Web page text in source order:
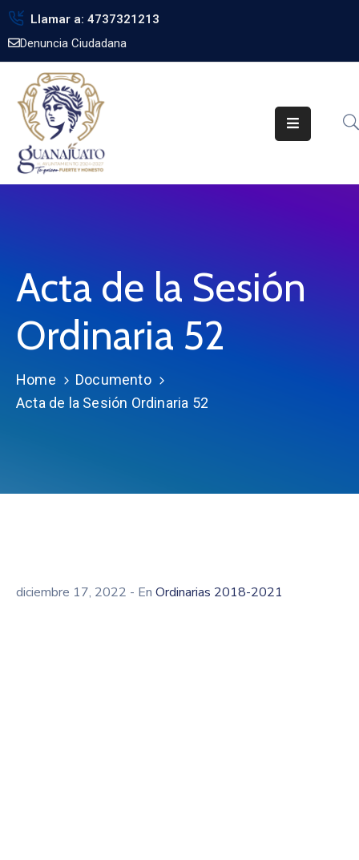
Llamar a: 4737321213
Denuncia Ciudadana
Inicio
Gobierno
Trámites
Noticias
Pública
Biblioteca
Acta de la Sesión
Ordinaria 52
Home
Documento
Acta de la Sesión Ordinaria 52
diciembre 17, 2022 - En Ordinarias 2018-2021